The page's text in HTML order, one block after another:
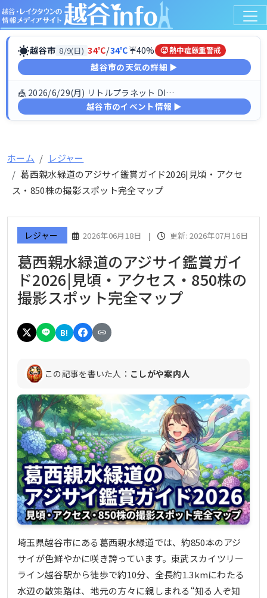
☀越谷市 8/9(日) 34℃/34℃☔40% 🥵 熱中症厳重警戒
越谷市の天気の詳細 ▶
🎪 2026/6/29(月) リトルプラネット DINO FESTIV…
越谷市のイベント情報 ▶
ホーム
レジャー
葛西親水緑道のアジサイ鑑賞ガイド2026|見頃・アクセ
ス・850株の撮影スポット完全マップ
レジャー 2026年06月18日 | 更新: 2026年07月16日
葛西親水緑道のアジサイ鑑賞ガイ
ド2026|見頃・アクセス・850株の
撮影スポット完全マップ
B!
この記事を書いた人： こしがや案内人
埼玉県越谷市にある葛西親水緑道では、約850本のアジ
サイが色鮮やかに咲き誇っています。東武スカイツリー
ライン越谷駅から徒歩で約10分、全長約1.3kmにわたる
水辺の散策路は、地元の方々に親しまれる“知る人ぞ知